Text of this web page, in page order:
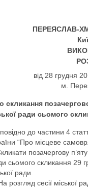
ПЕРЕЯСЛАВ-
від 28
м.
скликання
ради сьомого
до частини 4
“Про місцеве
позачергову
cьомого скликання 29
ради.
розгляд сесії міської